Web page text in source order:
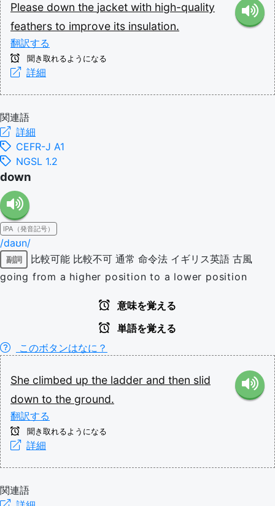
Please down the jacket with high-quality
feathers to improve its insulation.
翻訳する
聞き取れるようになる
詳細
関連語
詳細
CEFR-J A1
NGSL 1.2
down
IPA（発音記号）
/daʊn/
副詞 比較可能 比較不可 通常 命令法 イギリス英語 古風
going from a higher position to a lower position
意味を覚える
単語を覚える
このボタンはなに？
She climbed up the ladder and then slid
down to the ground.
翻訳する
聞き取れるようになる
詳細
関連語